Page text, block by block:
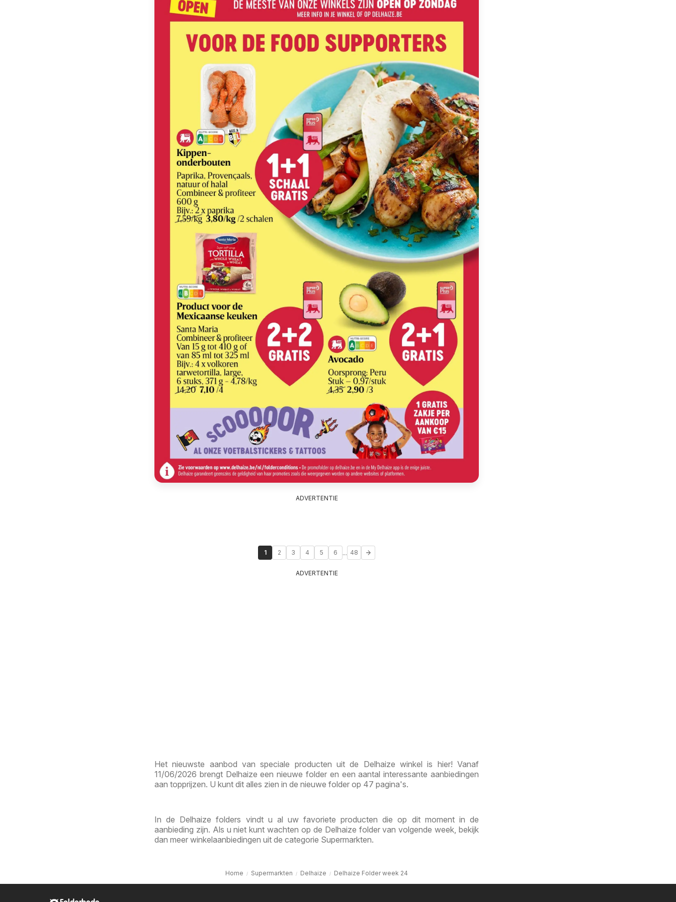
ADVERTENTIE
1 2 3 4 5 6 ... 48
ADVERTENTIE
Het nieuwste aanbod van speciale producten uit de Delhaize winkel is hier! Vanaf
11/06/2026 brengt Delhaize een nieuwe folder en een aantal interessante aanbiedingen
aan topprijzen. U kunt dit alles zien in de nieuwe folder op 47 pagina's.
In de Delhaize folders vindt u al uw favoriete producten die op dit moment in de
aanbieding zijn. Als u niet kunt wachten op de Delhaize folder van volgende week, bekijk
dan meer winkelaanbiedingen uit de categorie Supermarkten.
Home Supermarkten Delhaize Delhaize Folder week 24